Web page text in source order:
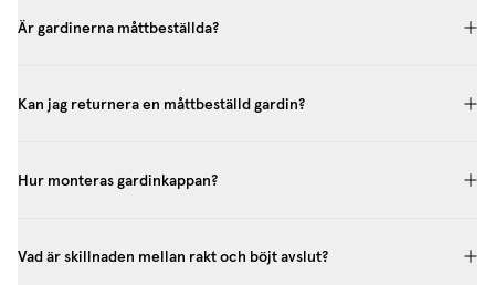
Är gardinerna måttbeställda?
Kan jag returnera en måttbeställd gardin?
Hur monteras gardinkappan?
Vad är skillnaden mellan rakt och böjt avslut?